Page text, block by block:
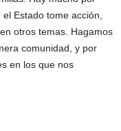
Estado tome acción,
otros temas. Hagamos
comunidad, y por
en los que nos